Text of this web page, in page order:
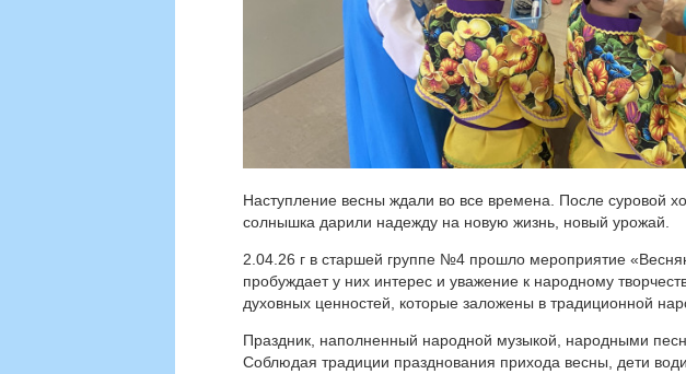
Наступление весны ждали во все времена. После суровой
солнышка дарили надежду на новую жизнь, новый урожай.
2.04.26 г в старшей группе №4 прошло мероприятие
пробуждает у них интерес и уважение к народному
духовных ценностей, которые заложены в традиционной
Праздник, наполненный народной музыкой, народными
Соблюдая традиции празднования прихода весны, дети